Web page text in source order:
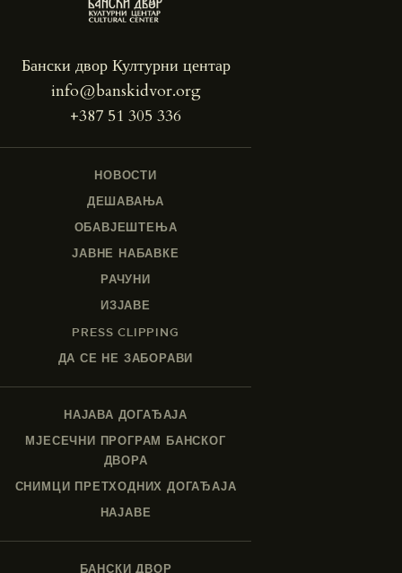
Бански двор Културни центар
info@banskidvor.org
+387 51 305 336
НОВОСТИ
ДЕШАВАЊА
ОБАВЈЕШТЕЊА
ЈАВНЕ НАБАВКЕ
РАЧУНИ
ИЗЈАВЕ
PRESS CLIPPING
ДА СЕ НЕ ЗАБОРАВИ
НАЈАВА ДОГАЂАЈА
МЈЕСЕЧНИ ПРОГРАМ БАНСКОГ
ДВОРА
СНИМЦИ ПРЕТХОДНИХ ДОГАЂАЈА
НАЈАВЕ
БАНСКИ ДВОР